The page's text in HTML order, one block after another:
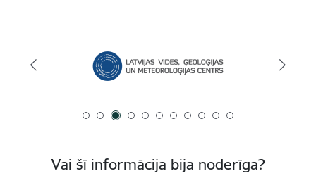
Vai šī informācija bija noderīga?